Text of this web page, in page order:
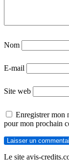
Nom
E-mail
Site web
Enregistrer mon
pour mon prochain
Le site avis-